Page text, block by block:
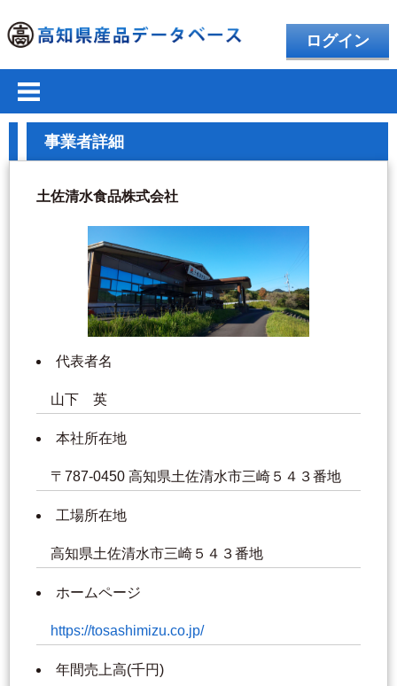
ログイン
事業者詳細
土佐清水食品株式会社
代表者名
山下 英
本社所在地
〒787-0450 高知県土佐清水市三崎５４３番地
工場所在地
高知県土佐清水市三崎５４３番地
ホームページ
https://tosashimizu.co.jp/
年間売上高(千円)